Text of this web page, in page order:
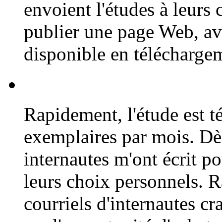
envoient l'études à leurs
publier une page Web,
disponible en
Rapidement, l'étude est
exemplaires par mois.
internautes m'ont écrit
leurs choix personnels.
courriels d'internautes